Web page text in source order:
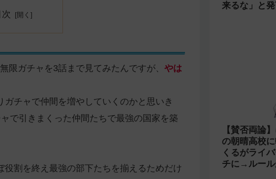
限ガチャを3話まで見てみたんですが、 やは
チャで仲間を増やしていくのかと思いき
で引きまくった仲間たちで最強の国家を築
割を終え最強の部下たちを揃えるためだけ
来るな」と発
【賛否両論
の朝晴高校
くるがライ
チに→ルール